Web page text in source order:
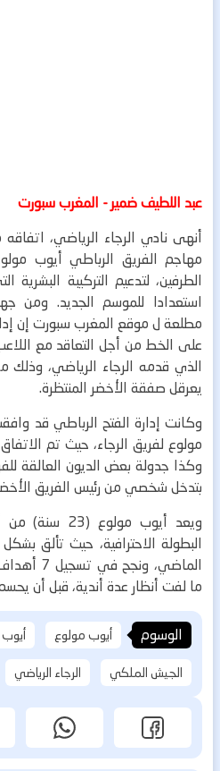
عبد اللطيف ضمير - المغرب سبورت
أنهى نادي الرجاء الرياضي،
مهاجم الفريق الرباطي أيوب
الطرفين، لتدعيم التركيبة البشرية
استعدادا للموسم الجديد. ومن
مطلعة ل موقع المغرب سبورت إن
على الخط من أجل التعاقد مع
الذي قدمه الرجاء الرياضي،
يعرقل صفقة الأخضر المنتظرة.
وكانت إدارة الفتح الرباطي قد
مولوع لفريق الرجاء، حيث تم
وكذا جدولة بعض الديون العالقة
بتدخل شخصي من رئيس الفريق
ويعد أيوب
البطولة الاحترافية، حيث تألق
ما لفت أنظار عدة أندية، قبل أن
الوسوم أيوب مولوع
الجيش الملكي
الرجاء الرياضي